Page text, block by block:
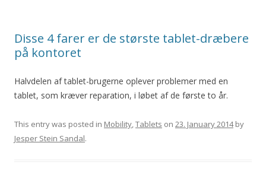
Disse 4 farer er de største tablet-dræbere
på kontoret
Halvdelen af tablet-brugerne oplever problemer med en
tablet, som kræver reparation, i løbet af de første to år.
This entry was posted in Mobility,Tablets on 23. January 2014by
Jesper Stein Sandal.